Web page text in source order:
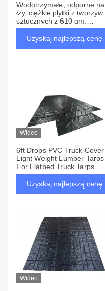
Wodotrzymałe, odporne na
łzy, ciężkie płytki z tworzyw
sztucznych z 610 gm,
przeznaczone do użytku w
łóżkach płaskich
Uzyskaj najlepszą cenę
Wideo
6ft Drops PVC Truck Cover
Light Weight Lumber Tarps
For Flatbed Truck Tarps
Uzyskaj najlepszą cenę
Wideo